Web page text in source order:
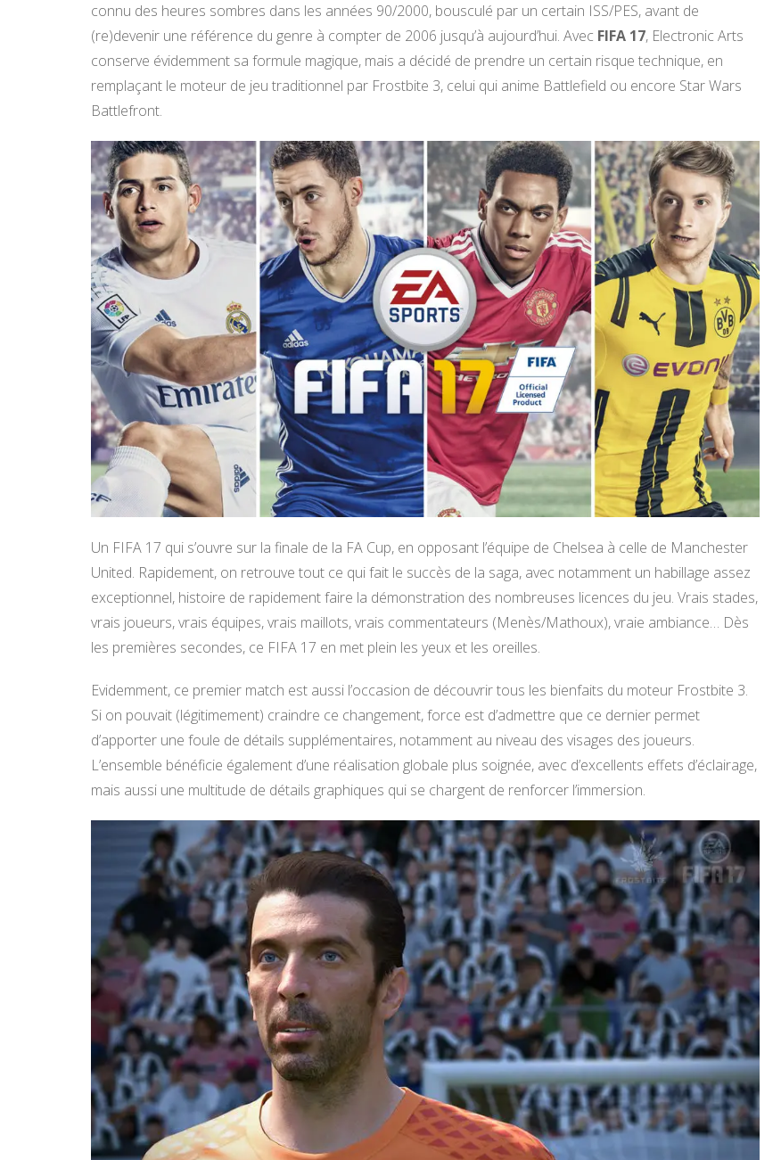
connu des heures sombres dans les années 90/2000, bousculé par un certain ISS/PES, avant de
(re)devenir une référence du genre à compter de 2006 jusqu’à aujourd’hui. Avec FIFA 17, Electronic Arts
conserve évidemment sa formule magique, mais a décidé de prendre un certain risque technique, en
remplaçant le moteur de jeu traditionnel par Frostbite 3, celui qui anime Battlefield ou encore Star Wars
Battlefront.
Un FIFA 17 qui s’ouvre sur la finale de la FA Cup, en opposant l’équipe de Chelsea à celle de Manchester
United. Rapidement, on retrouve tout ce qui fait le succès de la saga, avec notamment un habillage assez
exceptionnel, histoire de rapidement faire la démonstration des nombreuses licences du jeu. Vrais stades,
vrais joueurs, vrais équipes, vrais maillots, vrais commentateurs (Menès/Mathoux), vraie ambiance… Dès
les premières secondes, ce FIFA 17 en met plein les yeux et les oreilles.
Evidemment, ce premier match est aussi l’occasion de découvrir tous les bienfaits du moteur Frostbite 3.
Si on pouvait (légitimement) craindre ce changement, force est d’admettre que ce dernier permet
d’apporter une foule de détails supplémentaires, notamment au niveau des visages des joueurs.
L’ensemble bénéficie également d’une réalisation globale plus soignée, avec d’excellents effets d’éclairage,
mais aussi une multitude de détails graphiques qui se chargent de renforcer l’immersion.